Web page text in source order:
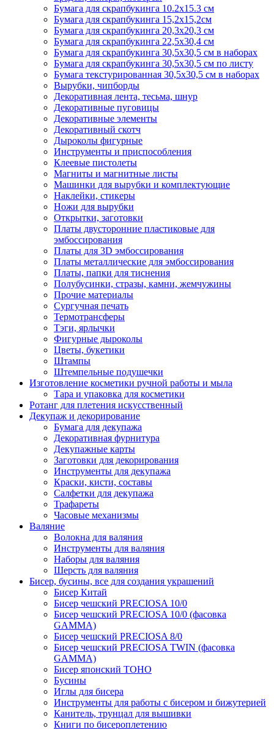
Бумага для скрапбукинга 10.2х15.3 см
Бумага для скрапбукинга 15,2х15,2см
Бумага для скрапбукинга 20,3х20,3 см
Бумага для скрапбукинга 22,5х30,4 см
Бумага для скрапбукинга 30,5х30,5 см в наборах
Бумага для скрапбукинга 30,5х30,5 см по листу
Бумага текстурированная 30,5х30,5 см в наборах
Вырубки, чипборды
Декоративная лента, тесьма, шнур
Декоративные пуговицы
Декоративные элементы
Декоративный скотч
Дыроколы фигурные
Инструменты и приспособления
Клеевые пистолеты
Магниты и магнитные листы
Машинки для вырубки и комплектующие
Наклейки, стикеры
Ножи для вырубки
Открытки, заготовки
Платы двусторонние пластиковые для
эмбоссирования
Платы для 3D эмбоссирования
Платы металлические для эмбоссирования
Платы, папки для тиснения
Полубусинки, стразы, камни, жемчужины
Прочие материалы
Сургучная печать
Термотрансферы
Тэги, ярлычки
Фигурные дыроколы
Цветы, букетики
Штампы
Штемпельные подушечки
Изготовление косметики ручной работы и мыла
Тара и упаковка для косметики
Ротанг для плетения искусственный
Декупаж и декорирование
Бумага для декупажа
Декоративная фурнитура
Декупажные карты
Заготовки для декорирования
Инструменты для декупажа
Краски, кисти, составы
Салфетки для декупажа
Трафареты
Часовые механизмы
Валяние
Волокна для валяния
Инструменты для валяния
Наборы для валяния
Шерсть для валяния
Бисер, бусины, все для создания украшений
Бисер Китай
Бисер чешский PRECIOSA 10/0
Бисер чешский PRECIOSA 10/0 (фасовка
GAMMA)
Бисер чешский PRECIOSA 8/0
Бисер чешский PRECIOSA TWIN (фасовка
GAMMA)
Бисер японский TOHO
Бусины
Иглы для бисера
Инструменты для работы с бисером и бижутерией
Канитель, трунцал для вышивки
Книги по бисероплетению